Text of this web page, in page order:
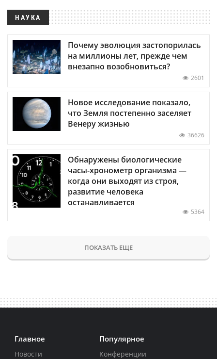
НАУКА
Почему эволюция застопорилась
на миллионы лет, прежде чем
внезапно возобновиться?
2601
Новое исследование показало,
что Земля постепенно заселяет
Венеру жизнью
36626
Обнаружены биологические
часы-хронометр организма —
когда они выходят из строя,
развитие человека
останавливается
5364
ПОКАЗАТЬ ЕЩЕ
Главное
Новости
Популярное
Конференции